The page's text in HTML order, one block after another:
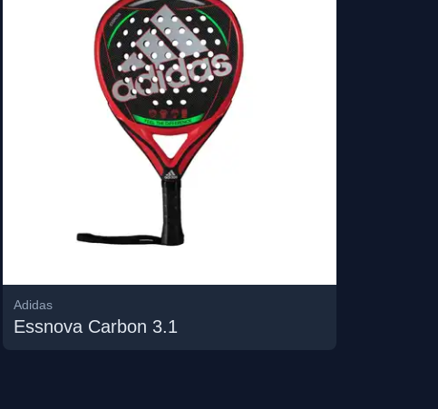
Adidas
Essnova Carbon 3.1